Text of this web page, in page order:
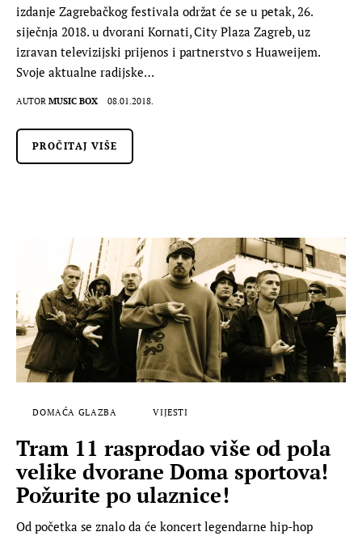
izdanje Zagrebačkog festivala održat će se u petak, 26.
siječnja 2018. u dvorani Kornati, City Plaza Zagreb, uz
izravan televizijski prijenos i partnerstvo s Huaweijem.
Svoje aktualne radijske…
AUTOR MUSIC BOX 08.01.2018.
PROČITAJ VIŠE
DOMAĆA GLAZBA VIJESTI
Tram 11 rasprodao više od pola
velike dvorane Doma sportova!
Požurite po ulaznice!
Od početka se znalo da će koncert legendarne hip-hop